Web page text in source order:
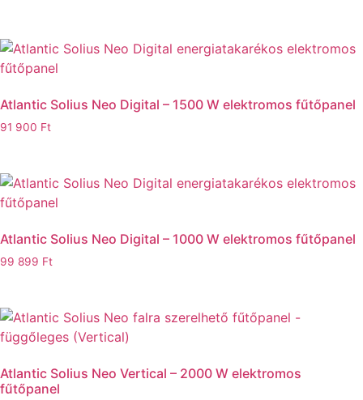
Atlantic Solius Neo Digital – 1500 W elektromos fűtőpanel
91 900 Ft
Atlantic Solius Neo Digital – 1000 W elektromos fűtőpanel
99 899 Ft
Atlantic Solius Neo Vertical – 2000 W elektromos
fűtőpanel